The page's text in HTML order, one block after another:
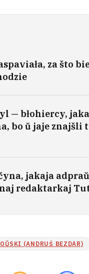
za što
— błohiercy,
bo ŭ jaje znajšli
jakaja
redaktarkaj
(ANDRUŚ BEZDAR)